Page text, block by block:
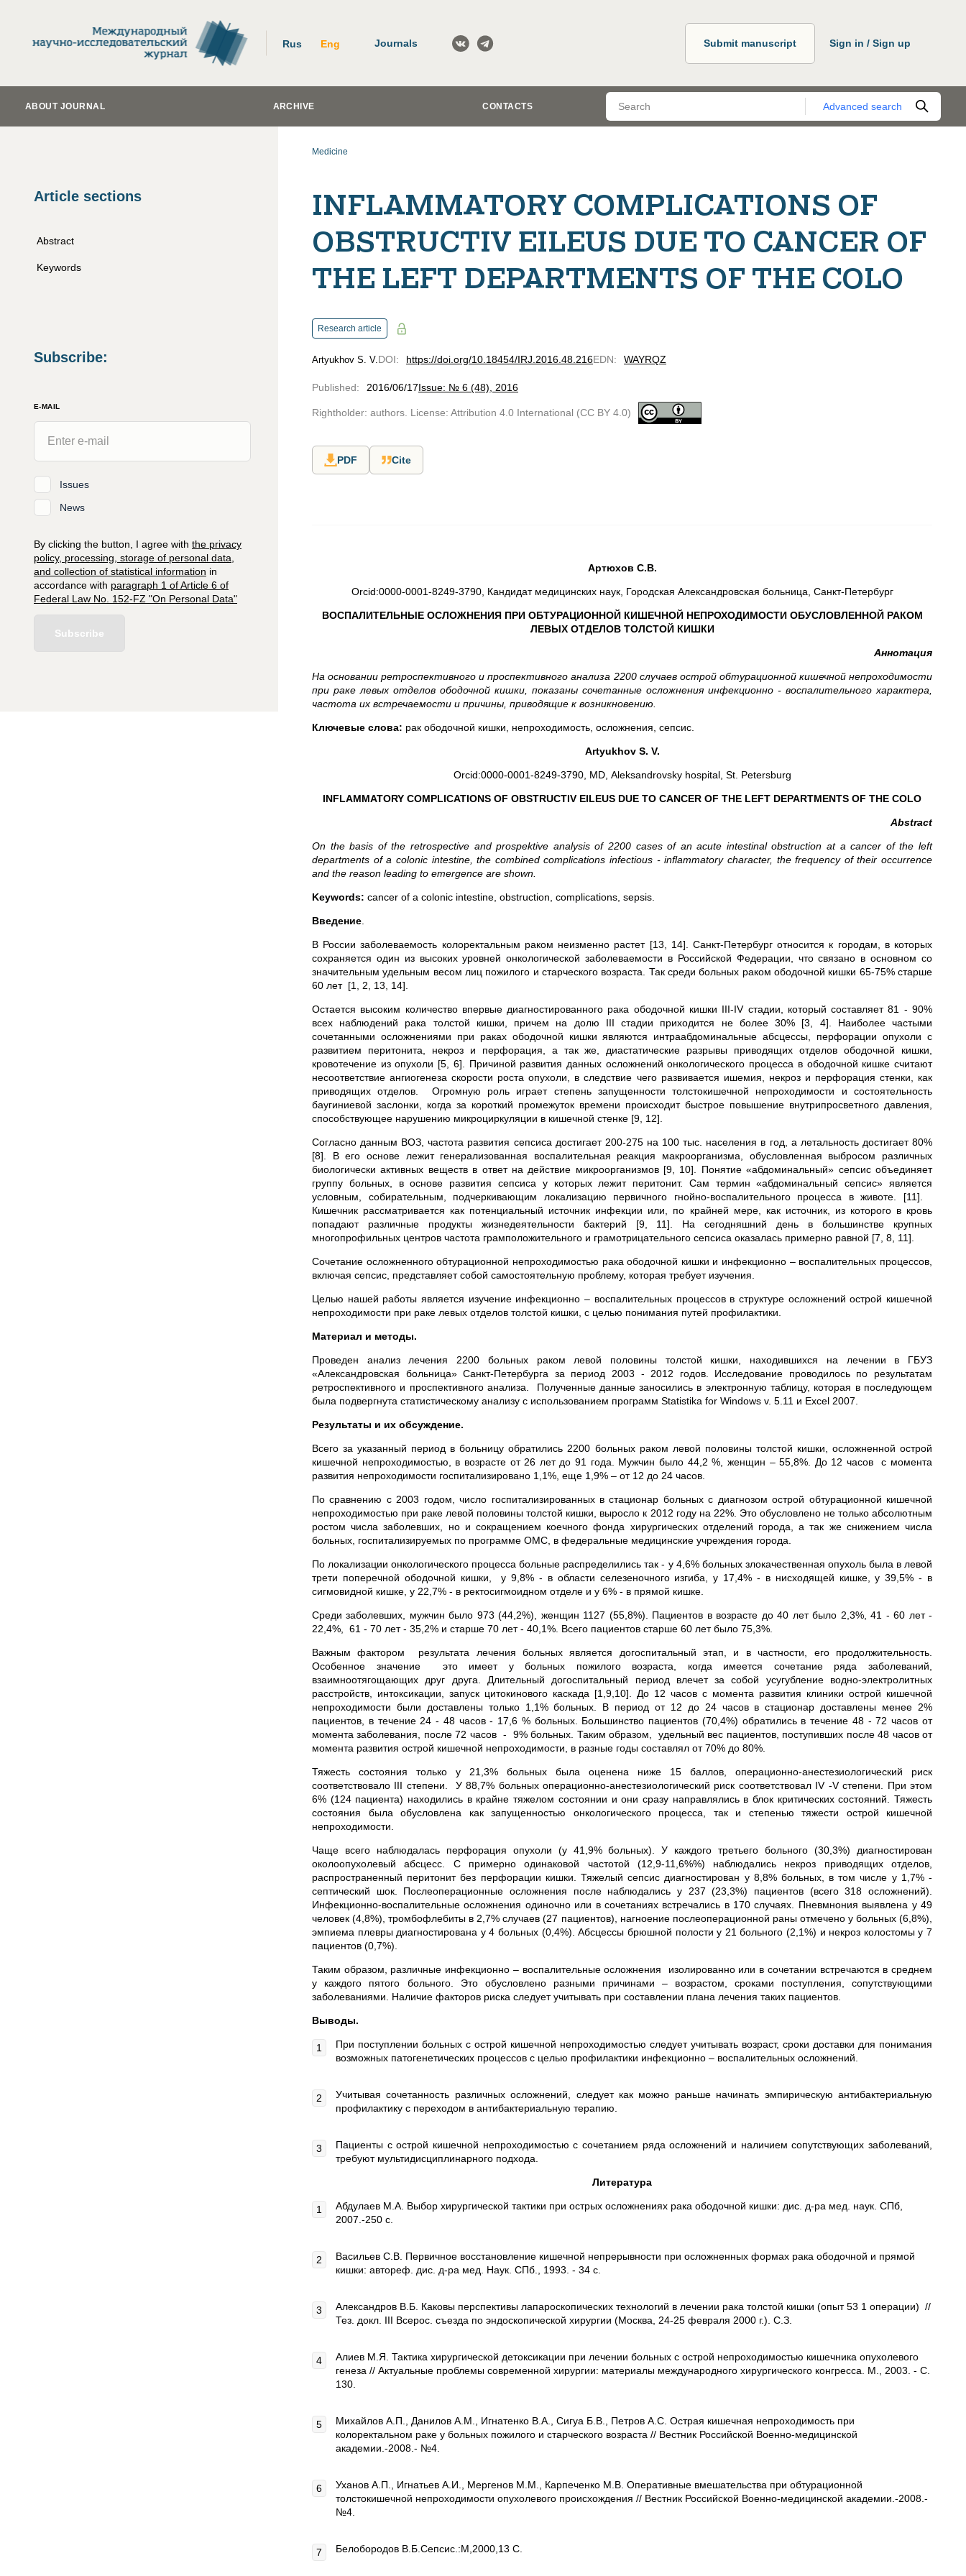
Rus Eng Journals Submit manuscript Sign in / Sign up
ABOUT JOURNAL ARCHIVE CONTACTS Advanced search
Article sections
Abstract
Keywords
Subscribe:
E-MAIL
Issues
News
By clicking the button, I agree with the privacy
policy, processing, storage of personal data,
and collection of statistical information in
accordance with paragraph 1 of Article 6 of
Federal Law No. 152-FZ "On Personal Data"
Subscribe
Medicine
INFLAMMATORY COMPLICATIONS OF
OBSTRUCTIV EILEUS DUE TO CANCER OF
THE LEFT DEPARTMENTS OF THE COLO
Research article
Artyukhov S. V. DOI: https://doi.org/10.18454/IRJ.2016.48.216EDN: WAYRQZ
Published: 2016/06/17Issue: № 6 (48), 2016
Rightholder: authors. License: Attribution 4.0 International (CC BY 4.0)
PDF Cite
Артюхов С.В.
Orcid:0000-0001-8249-3790, Кандидат медицинских наук, Городская Александровская больница, Санкт-Петербург
ВОСПАЛИТЕЛЬНЫЕ ОСЛОЖНЕНИЯ ПРИ ОБТУРАЦИОННОЙ КИШЕЧНОЙ НЕПРОХОДИМОСТИ ОБУСЛОВЛЕННОЙ РАКОМ
ЛЕВЫХ ОТДЕЛОВ ТОЛСТОЙ КИШКИ
Аннотация
На основании ретроспективного и проспективного анализа 2200 случаев острой обтурационной кишечной непроходимости
при раке левых отделов ободочной кишки, показаны сочетанные осложнения инфекционно - воспалительного характера,
частота их встречаемости и причины, приводящие к возникновению.
Ключевые слова: рак ободочной кишки, непроходимость, осложнения, сепсис.
Artyukhov S. V.
Orcid:0000-0001-8249-3790, MD, Aleksandrovsky hospital, St. Petersburg
INFLAMMATORY COMPLICATIONS OF OBSTRUCTIV EILEUS DUE TO CANCER OF THE LEFT DEPARTMENTS OF THE COLO
Abstract
On the basis of the retrospective and prospektive analysis of 2200 cases of an acute intestinal obstruction at a cancer of the left
departments of a colonic intestine, the combined complications infectious - inflammatory character, the frequency of their occurrence
and the reason leading to emergence are shown.
Keywords: cancer of a colonic intestine, obstruction, complications, sepsis.
Введение
В России заболеваемость колоректальным раком неизменно растет [13, 14]. Санкт-Петербург относится к городам, в которых
сохраняется один из высоких уровней онкологической заболеваемости в Российской Федерации, что связано в основном со
значительным удельным весом лиц пожилого и старческого возраста. Так среди больных раком ободочной кишки 65-75% старше
60 лет [1, 2, 13, 14].
Остается высоким количество впервые диагностированного рака ободочной кишки III-IV стадии, который составляет 81 - 90%
всех наблюдений рака толстой кишки, причем на долю III стадии приходится не более 30% [3, 4]. Наиболее частыми
сочетанными осложнениями при раках ободочной кишки являются интраабдоминальные абсцессы, перфорации опухоли с
развитием перитонита, некроз и перфорация, а так же, диастатические разрывы приводящих отделов ободочной кишки,
кровотечение из опухоли [5, 6]. Причиной развития данных осложнений онкологического процесса в ободочной кишке считают
несоответствие ангиогенеза скорости роста опухоли, в следствие чего развивается ишемия, некроз и перфорация стенки, как
приводящих отделов. Огромную роль играет степень запущенности толстокишечной непроходимости и состоятельность
баугиниевой заслонки, когда за короткий промежуток времени происходит быстрое повышение внутрипросветного давления,
способствующее нарушению микроциркуляции в кишечной стенке [9, 12].
Согласно данным ВОЗ, частота развития сепсиса достигает 200-275 на 100 тыс. населения в год, а летальность достигает 80%
[8]. В его основе лежит генерализованная воспалительная реакция макроорганизма, обусловленная выбросом различных
биологически активных веществ в ответ на действие микроорганизмов [9, 10]. Понятие «абдоминальный» сепсис объединяет
группу больных, в основе развития сепсиса у которых лежит перитонит. Сам термин «абдоминальный сепсис» является
условным, собирательным, подчеркивающим локализацию первичного гнойно-воспалительного процесса в животе. [11].
Кишечник рассматривается как потенциальный источник инфекции или, по крайней мере, как источник, из которого в кровь
попадают различные продукты жизнедеятельности бактерий [9, 11]. На сегодняшний день в большинстве крупных
многопрофильных центров частота грамположительного и грамотрицательного сепсиса оказалась примерно равной [7, 8, 11].
Сочетание осложненного обтурационной непроходимостью рака ободочной кишки и инфекционно – воспалительных процессов,
включая сепсис, представляет собой самостоятельную проблему, которая требует изучения.
Целью нашей работы является изучение инфекционно – воспалительных процессов в структуре осложнений острой кишечной
непроходимости при раке левых отделов толстой кишки, с целью понимания путей профилактики.
Материал и методы.
Проведен анализ лечения 2200 больных раком левой половины толстой кишки, находившихся на лечении в ГБУЗ
«Александровская больница» Санкт-Петербурга за период 2003 - 2012 годов. Исследование проводилось по результатам
ретроспективного и проспективного анализа. Полученные данные заносились в электронную таблицу, которая в последующем
была подвергнута статистическому анализу с использованием программ Statistika for Windows v. 5.11 и Excel 2007.
Результаты и их обсуждение.
Всего за указанный период в больницу обратились 2200 больных раком левой половины толстой кишки, осложненной острой
кишечной непроходимостью, в возрасте от 26 лет до 91 года. Мужчин было 44,2 %, женщин – 55,8%. До 12 часов с момента
развития непроходимости госпитализировано 1,1%, еще 1,9% – от 12 до 24 часов.
По сравнению с 2003 годом, число госпитализированных в стационар больных с диагнозом острой обтурационной кишечной
непроходимостью при раке левой половины толстой кишки, выросло к 2012 году на 22%. Это обусловлено не только абсолютным
ростом числа заболевших, но и сокращением коечного фонда хирургических отделений города, а так же снижением числа
больных, госпитализируемых по программе ОМС, в федеральные медицинские учреждения города.
По локализации онкологического процесса больные распределились так - у 4,6% больных злокачественная опухоль была в левой
трети поперечной ободочной кишки, у 9,8% - в области селезеночного изгиба, у 17,4% - в нисходящей кишке, у 39,5% - в
сигмовидной кишке, у 22,7% - в ректосигмоидном отделе и у 6% - в прямой кишке.
Среди заболевших, мужчин было 973 (44,2%), женщин 1127 (55,8%). Пациентов в возрасте до 40 лет было 2,3%, 41 - 60 лет -
22,4%, 61 - 70 лет - 35,2% и старше 70 лет - 40,1%. Всего пациентов старше 60 лет было 75,3%.
Важным фактором результата лечения больных является догоспитальный этап, и в частности, его продолжительность.
Особенное значение это имеет у больных пожилого возраста, когда имеется сочетание ряда заболеваний,
взаимноотягощающих друг друга. Длительный догоспитальный период влечет за собой усугубление водно-электролитных
расстройств, интоксикации, запуск цитокинового каскада [1,9,10]. До 12 часов с момента развития клиники острой кишечной
непроходимости были доставлены только 1,1% больных. В период от 12 до 24 часов в стационар доставлены менее 2%
пациентов, в течение 24 - 48 часов - 17,6 % больных. Большинство пациентов (70,4%) обратились в течение 48 - 72 часов от
момента заболевания, после 72 часов - 9% больных. Таким образом, удельный вес пациентов, поступивших после 48 часов от
момента развития острой кишечной непроходимости, в разные годы составлял от 70% до 80%.
Тяжесть состояния только у 21,3% больных была оценена ниже 15 баллов, операционно-анестезиологический риск
соответствовало III степени. У 88,7% больных операционно-анестезиологический риск соответствовал IV -V степени. При этом
6% (124 пациента) находились в крайне тяжелом состоянии и они сразу направлялись в блок критических состояний. Тяжесть
состояния была обусловлена как запущенностью онкологического процесса, так и степенью тяжести острой кишечной
непроходимости.
Чаще всего наблюдалась перфорация опухоли (у 41,9% больных). У каждого третьего больного (30,3%) диагностирован
околоопухолевый абсцесс. С примерно одинаковой частотой (12,9-11,6%%) наблюдались некроз приводящих отделов,
распространенный перитонит без перфорации кишки. Тяжелый сепсис диагностирован у 8,8% больных, в том числе у 1,7% -
септический шок. Послеоперационные осложнения после наблюдались у 237 (23,3%) пациентов (всего 318 осложнений).
Инфекционно-воспалительные осложнения одиночно или в сочетаниях встречались в 170 случаях. Пневмнония выявлена у 49
человек (4,8%), тромбофлебиты в 2,7% случаев (27 пациентов), нагноение послеоперационной раны отмечено у больных (6,8%),
эмпиема плевры диагностирована у 4 больных (0,4%). Абсцессы брюшной полости у 21 больного (2,1%) и некроз колостомы у 7
пациентов (0,7%).
Таким образом, различные инфекционно – воспалительные осложнения изолированно или в сочетании встречаются в среднем
у каждого пятого больного. Это обусловлено разными причинами – возрастом, сроками поступления, сопутствующими
заболеваниями. Наличие факторов риска следует учитывать при составлении плана лечения таких пациентов.
Выводы.
При поступлении больных с острой кишечной непроходимостью следует учитывать возраст, сроки доставки для понимания
возможных патогенетических процессов с целью профилактики инфекционно – воспалительных осложнений.
Учитывая сочетанность различных осложнений, следует как можно раньше начинать эмпирическую антибактериальную
профилактику с переходом в антибактериальную терапию.
Пациенты с острой кишечной непроходимостью с сочетанием ряда осложнений и наличием сопутствующих заболеваний,
требуют мультидисциплинарного подхода.
Литература
Абдулаев М.А. Выбор хирургической тактики при острых осложнениях рака ободочной кишки: дис. д-ра мед. наук. СПб,
2007.-250 с.
Васильев С.В. Первичное восстановление кишечной непрерывности при осложненных формах рака ободочной и прямой
кишки: автореф. дис. д-ра мед. Наук. СПб., 1993. - 34 с.
Александров В.Б. Каковы перспективы лапароскопических технологий в лечении рака толстой кишки (опыт 53 1 операции) //
Тез. докл. III Всерос. съезда по эндоскопической хирургии (Москва, 24-25 февраля 2000 г.). С.З.
Алиев М.Я. Тактика хирургической детоксикации при лечении больных с острой непроходимостью кишечника опухолевого
генеза // Актуальные проблемы современной хирургии: материалы международного хирургического конгресса. М., 2003. - С.
130.
Михайлов А.П., Данилов A.M., Игнатенко В.А., Сигуа Б.В., Петров A.C. Острая кишечная непроходимость при
колоректальном раке у больных пожилого и старческого возраста // Вестник Российской Военно-медицинской
академии.-2008.- №4.
Уханов А.П., Игнатьев А.И., Мергенов М.М., Карпеченко М.В. Оперативные вмешательства при обтурационной
толстокишечной непроходимости опухолевого происхождения // Вестник Российской Военно-медицинской академии.-2008.-
№4.
Белобородов В.Б.Сепсис.:М,2000,13 С.